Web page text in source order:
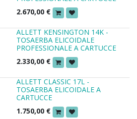
2.670,00 €
ALLETT KENSINGTON 14K -
TOSAERBA ELICOIDALE
PROFESSIONALE A CARTUCCE
2.330,00 €
ALLETT CLASSIC 17L -
TOSAERBA ELICOIDALE A
CARTUCCE
1.750,00 €